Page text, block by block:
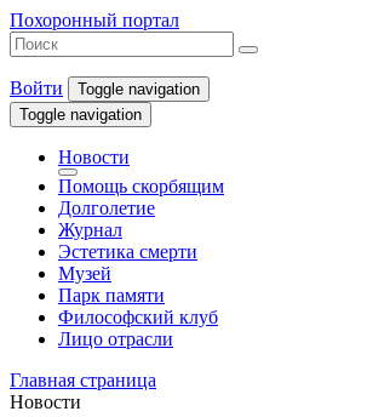
Похоронный портал
Войти
Toggle navigation
Toggle navigation
Новости
Помощь скорбящим
Долголетие
Журнал
Эстетика смерти
Музей
Парк памяти
Философский клуб
Лицо отрасли
Главная страница
Новости